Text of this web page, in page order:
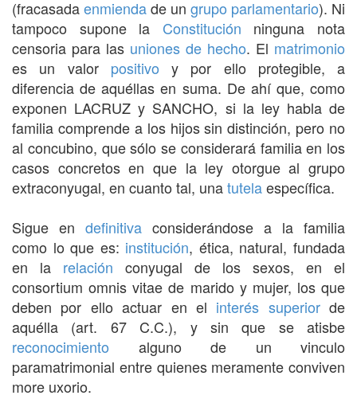
(fracasadaenmiendade un grupo parlamentario). Ni
tampoco supone la Constitución ninguna nota
censoria para las uniones de hecho. El matrimonio
es un valor positivo y por ello protegible, a
diferencia de aquéllas en suma. De ahí que, como
exponen LACRUZ y SANCHO, si la ley habla de
familia comprende a los hijos sin distinción, pero no
al concubino, que sólo se considerará familia en los
casos concretos en que la ley otorgue al grupo
extraconyugal, en cuanto tal, unatutelaespecífica.
Sigue en definitiva considerándose a la familia
como lo que es: institución, ética, natural, fundada
en la relación conyugal de los sexos, en el
consortium omnis vitae de marido y mujer, los que
deben por ello actuar en el interés superiorde
aquélla (art. 67 C.C.), y sin que se atisbe
reconocimiento alguno de un vinculo
paramatrimonial entre quienes meramente conviven
more uxorio.